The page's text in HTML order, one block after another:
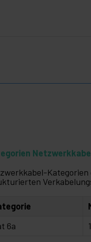
6a